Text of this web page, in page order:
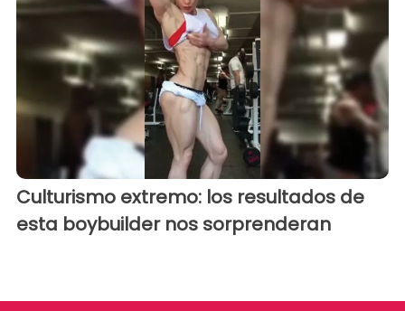
Culturismo extremo: los resultados de
esta boybuilder nos sorprenderan